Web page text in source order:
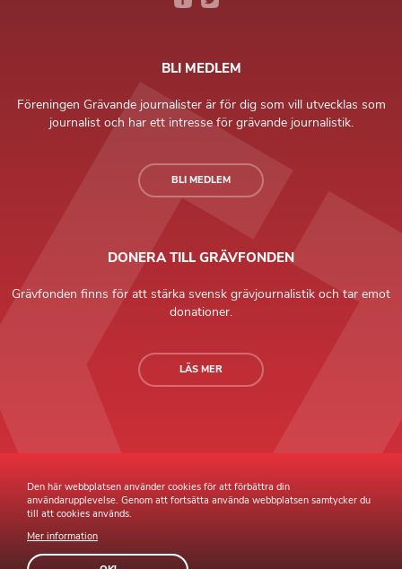
BLI MEDLEM
Föreningen Grävande journalister är för dig som vill utvecklas som
journalist och har ett intresse för grävande journalistik.
BLI MEDLEM
DONERA TILL GRÄVFONDEN
Grävfonden finns för att stärka svensk grävjournalistik och tar emot
donationer.
LÄS MER
Grävande Journalister © Copyright 2026 |
Easywebpubliceringsverktyg
Den här webbplatsen använder cookies för att förbättra din
användarupplevelse. Genom att fortsätta använda webbplatsen samtycker du
till att cookies används.
Mer information